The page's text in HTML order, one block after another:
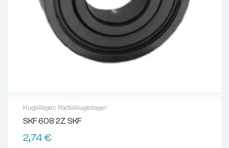
Kugellager, Radialkugellager
SKF 608 2Z SKF
2,74€